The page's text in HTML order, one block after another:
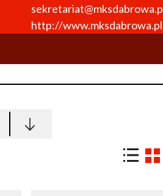
http://www.mksdabrowa.pl